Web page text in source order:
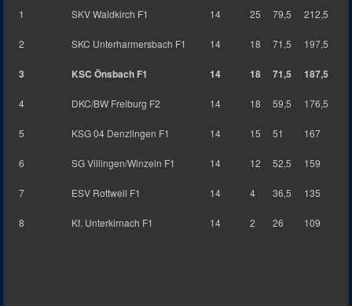
1 SKV Waldkirch F1 14 25 79,5 212,5
2 SKC Unterharmersbach F1 14 18 71,5 197,5
3 KSC Önsbach F1 14 18 71,5 187,5
4 DKC/BW Freiburg F2 14 18 59,5 176,5
5 KSG 04 Denzlingen F1 14 15 51 167
6 SG Villingen/Winzeln F1 14 12 52,5 159
7 ESV Rottweil F1 14 4 36,5 135
8 Kf. Unterkirnach F1 14 2 26 109